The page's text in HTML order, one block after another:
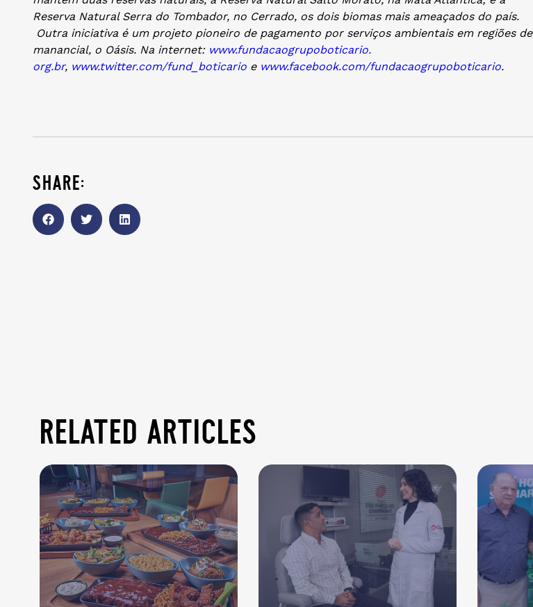
Reserva Natural Serra do Tombador, no Cerrado, os dois biomas mais ameaçados do país.
Outra iniciativa é um projeto pioneiro de pagamento por serviços ambientais em regiões de
manancial, o Oásis. Na internet: www.fundacaogrupoboticario.
org.br, www.twitter.com/fund_boticario e www.facebook.com/fundacaogrupoboticario.
share:
related articles